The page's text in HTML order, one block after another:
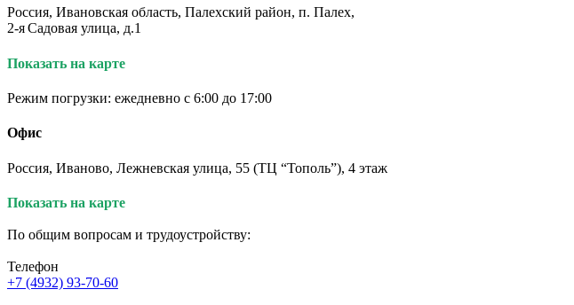
Россия, Ивановская область, Палехский район, п. Палех,
2-я Садовая улица, д.1
Показать на карте
Режим погрузки: ежедневно с 6:00 до 17:00
Офис
Россия, Иваново, Лежневская улица, 55 (ТЦ “Тополь”), 4 этаж
Показать на карте
По общим вопросам и трудоустройству:
Телефон
+7 (4932) 93-70-60